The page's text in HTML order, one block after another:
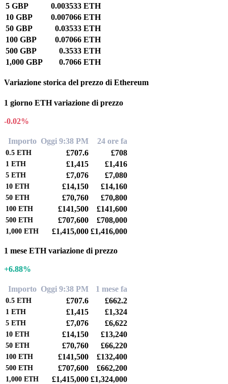
5 GBP
0.003533 ETH
10 GBP
0.007066 ETH
50 GBP
0.03533 ETH
100 GBP
0.07066 ETH
500 GBP
0.3533 ETH
1,000 GBP
0.7066 ETH
Variazione storica del prezzo di Ethereum
1 giorno ETH variazione di prezzo
-0.02%
Importo Oggi 9:38 PM 24 ore fa
0.5 ETH £707.6 £708
1 ETH £1,415 £1,416
5 ETH £7,076 £7,080
10 ETH £14,150 £14,160
50 ETH £70,760 £70,800
100 ETH £141,500 £141,600
500 ETH £707,600 £708,000
1,000 ETH £1,415,000 £1,416,000
1 mese ETH variazione di prezzo
+6.88%
Importo Oggi 9:38 PM 1 mese fa
0.5 ETH £707.6 £662.2
1 ETH £1,415 £1,324
5 ETH £7,076 £6,622
10 ETH £14,150 £13,240
50 ETH £70,760 £66,220
100 ETH £141,500 £132,400
500 ETH £707,600 £662,200
1,000 ETH £1,415,000 £1,324,000